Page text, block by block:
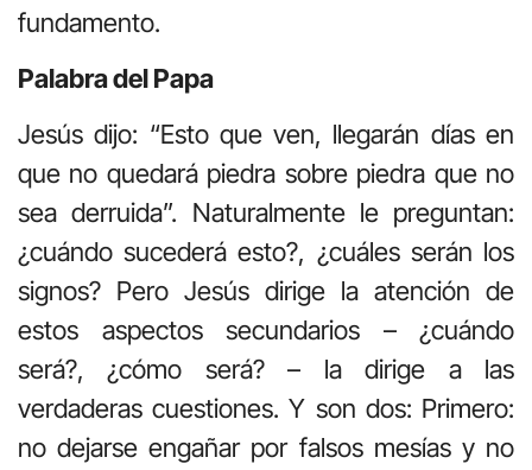
fundamento.
Palabra del Papa
Jesús dijo: “Esto que ven, llegarán días en
que no quedará piedra sobre piedra que no
sea derruida”. Naturalmente le preguntan:
¿cuándo sucederá esto?, ¿cuáles serán los
signos? Pero Jesús dirige la atención de
estos aspectos secundarios – ¿cuándo
será?, ¿cómo será? – la dirige a las
verdaderas cuestiones. Y son dos: Primero:
no dejarse engañar por falsos mesías y no